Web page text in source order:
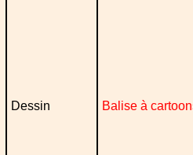
Dessin Balise à